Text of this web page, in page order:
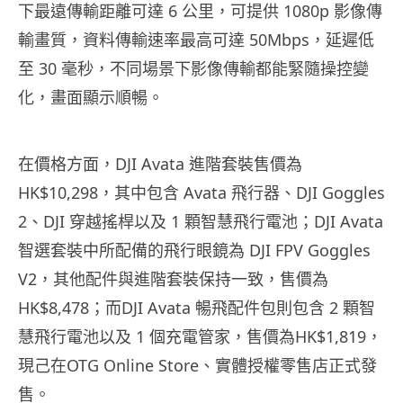
下最遠傳輸距離可達 6 公里，可提供 1080p 影像傳
輸畫質，資料傳輸速率最高可達 50Mbps，延遲低
至 30 毫秒，不同場景下影像傳輸都能緊隨操控變
化，畫面顯示順暢。
在價格方面，DJI Avata 進階套裝售價為
HK$10,298，其中包含 Avata 飛行器、DJI Goggles
2、DJI 穿越搖桿以及 1 顆智慧飛行電池；DJI Avata
智選套裝中所配備的飛行眼鏡為 DJI FPV Goggles
V2，其他配件與進階套裝保持一致，售價為
HK$8,478；而DJI Avata 暢飛配件包則包含 2 顆智
慧飛行電池以及 1 個充電管家，售價為HK$1,819，
現己在OTG Online Store、實體授權零售店正式發
售。